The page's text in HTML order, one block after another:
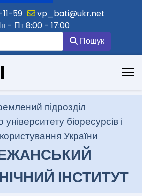
59
vp_bati@ukr.net
- Пт 8:00 - 17:00
Пошук
підрозділ
біоресурсів і
України
ІНСТИТУТ